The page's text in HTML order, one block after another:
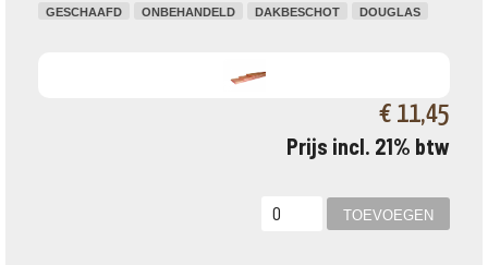
GESCHAAFD
ONBEHANDELD DAKBESCHOT DOUGLAS
€ 11,45
Prijs incl. 21% btw